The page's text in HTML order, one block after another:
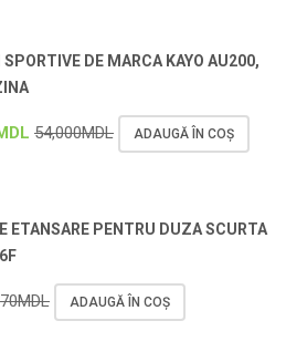
DE MARCA KAYO AU200,
54,000MDL ADAUGĂ ÎN COȘ
ETANSARE PENTRU DUZA SCURTA
70MDL ADAUGĂ ÎN COȘ